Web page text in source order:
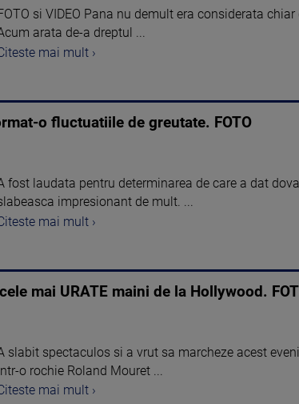
si VIDEO Pana nu demult era considerata
arata de-a dreptul ...
mai mult ›
o fluctuatiile de greutate. FOTO
fost laudata pentru determinarea de care a dat
impresionant de mult. ...
mai mult ›
mai URATE maini de la Hollywood.
slabit spectaculos si a vrut sa marcheze acest
o rochie Roland Mouret ...
mai mult ›